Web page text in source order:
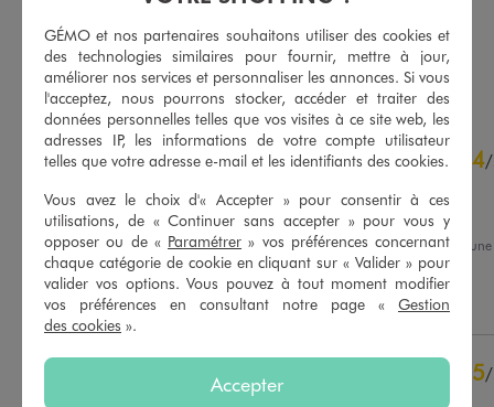
4.5/5 de moyenne
(24 avis)
AJOUTER AU PANIER
5/5 de moyenne
(53 avis)
AJOUTER AU PANIER
4.8/5
Basé sur88 avis soumis à un
contrôle
Voir tous les avis sur ce site
4
4/
Oui
Avis du28/05/2026 , suite à
16/05/2026 parDavid B.
Utile(0) Signaler
5/
GÉMO et nos partenaires souhaitons utiliser des cookies et
des technologies similaires pour fournir, mettre à jour,
améliorer nos services et personnaliser les annonces. Si vous
l'acceptez, nous pourrons stocker, accéder et traiter des
données personnelles telles que vos visites à ce site web, les
adresses IP, les informations de votre compte utilisateur
telles que votre adresse e-mail et les identifiants des cookies.
Vous avez le choix d'« Accepter » pour consentir à ces
utilisations, de « Continuer sans accepter » pour vous y
opposer ou de « Paramétrer » vos préférences concernant
chaque catégorie de cookie en cliquant sur « Valider » pour
valider vos options. Vous pouvez à tout moment modifier
vos préférences en consultant notre page « Gestion
des cookies ».
Accepter